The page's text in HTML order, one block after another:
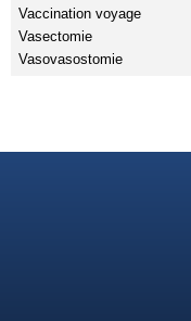
Vaccination voyage
Vasectomie
Vasovasostomie